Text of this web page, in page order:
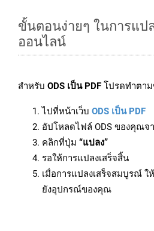
ขั้นตอนง่ายๆ ในการแป
ออนไลน์
สำหรับ ODS เป็น PDF โปรดทำตา
ไปที่หน้าเว็บ ODS เป็น PDF
อัปโหลดไฟล์ ODS ของคุณ
คลิกที่ปุ่ม “แปลง”
รอให้การแปลงเสร็จสิ้น
เมื่อการแปลงเสร็จสมบูรณ์ ใ
ยังอุปกรณ์ของคุณ